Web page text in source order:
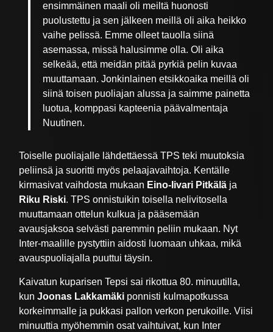
ensimmäinen maali oli meiltä huonosti
puolustettu ja sen jälkeen meillä oli aika heikko
vaihe pelissä. Emme olleet tauolla siinä
asemassa, missä halusimme olla. Oli aika
selkeää, että meidän pitää pyrkiä pelin kuvaa
muuttamaan. Jonkinlainen etsikkoaika meillä oli
siinä toisen puoliajan alussa ja saimme painetta
luotua, komppasi kapteenia päävalmentaja
Nuutinen.
Toiselle puoliajalle lähdettäessä TPS teki muutoksia
peliinsä ja suoritti myös pelaajavaihtoja. Kentälle
kirmasivat vaihdosta mukaan Eino-Iivari Pitkälä ja
Riku Riski. TPS onnistuikin toisella nelivitosella
muuttamaan ottelun kulkua ja pääsemään
avausjaksoa selvästi paremmin peliin mukaan. Nyt
Inter-maalille pystyttiin aidosti luomaan uhkaa, mikä
avauspuoliajalla puuttui täysin.
Kaivatun kuparisen Tepsi sai rikottua 80. minuutilla,
kunJoonas Lakkamäki ponnisti kulmapotkussa
korkeimmalle ja pukkasi pallon verkon perukoille. Viisi
minuuttia myöhemmin osat vaihtuivat, kun Inter